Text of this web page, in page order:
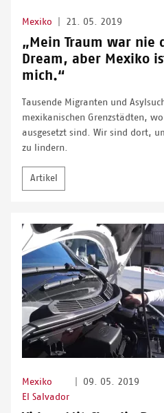
Mexiko 21. 05. 2019
„Mein Traum war nie
Dream, aber Mexiko
mich.“
Tausende Migranten und
mexikanischen Grenzstädten,
ausgesetzt sind. Wir sind dort,
zu lindern.
Artikel
Mexiko
El Salvador
09. 05. 2019